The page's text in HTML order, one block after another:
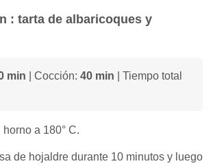
: tarta de albaricoques y
min | Cocción: 40 min | Tiempo total
a 180° C.
de hojaldre durante 10 minutos y luego